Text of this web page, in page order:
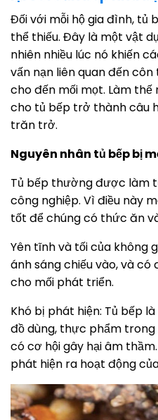
Đối với mỗi hộ gia đình, tủ
thể thiếu. Đây là một vật
nhiên nhiều lúc nó khiến
vấn nạn liên quan đến côn
cho đến mối mọt. Làm thế
cho tủ bếp trở thành câu
trăn trở.
Nguyên nhân tủ bếp bị
Tủ bếp thường được làm
công nghiệp. Vì điều này
tốt để chúng có thức ăn
Yên tĩnh và tối của không
ánh sáng chiếu vào, và có
cho mối phát triển.
Khó bị phát hiện: Tủ bếp
đồ dùng, thực phẩm trong
có cơ hội gây hại âm
phát hiện ra hoạt động